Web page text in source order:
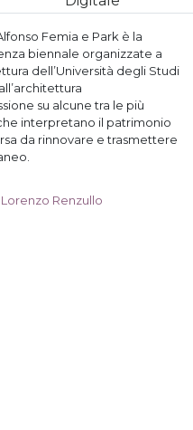
Femia e Park è la
biennale organizzate a
dell’Università degli Studi
su alcune tra le più
interpretano il patrimonio
da rinnovare e trasmettere
Lorenzo Renzullo